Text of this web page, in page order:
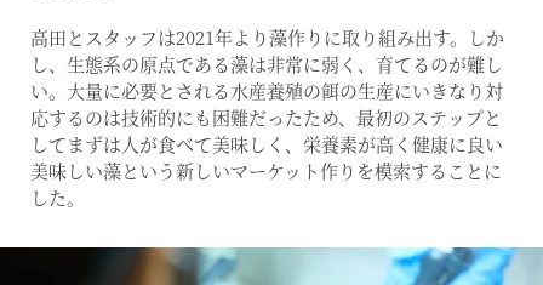
高田とスタッフは2021年より藻作りに取り組み出す。しか
し、生態系の原点である藻は非常に弱く、育てるのが難し
い。大量に必要とされる水産養殖の餌の生産にいきなり対
応するのは技術的にも困難だったため、最初のステップと
してまずは人が食べて美味しく、栄養素が高く健康に良い
美味しい藻という新しいマーケット作りを模索することに
した。